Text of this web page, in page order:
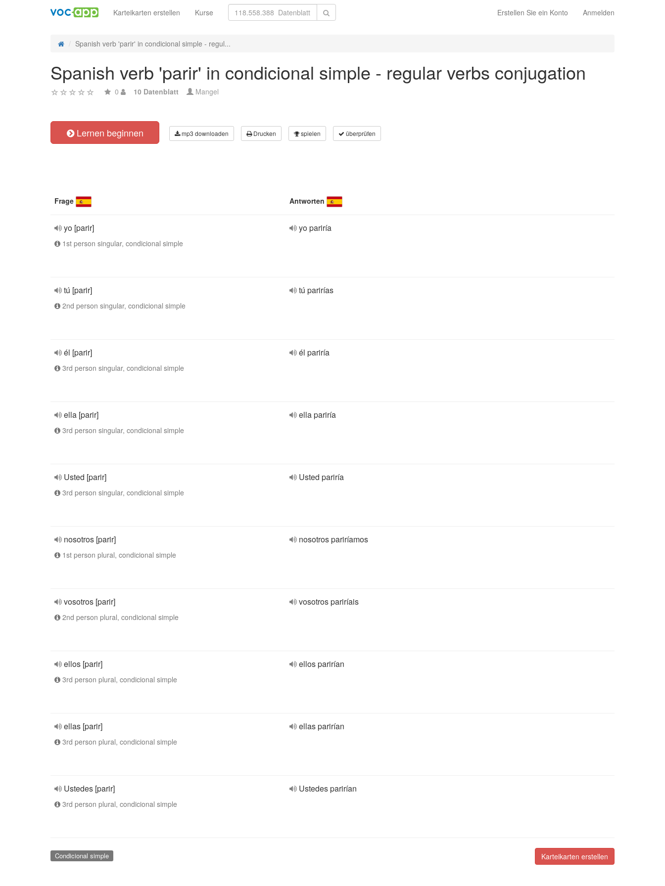
Erstellen Sie ein Konto Anmelden
Karteikarten erstellen Kurse
Spanish verb 'parir' in condicional simple - regul...
Spanish verb 'parir' in condicional simple - regular verbs conjugation
0 10 Datenblatt Mangel
Lernen beginnen mp3 downloaden Drucken spielen überprüfen
Frage Antworten
yo [parir]
1st person singular, condicional simple
yo pariría
tú [parir]
2nd person singular, condicional simple
tú parirías
él [parir]
3rd person singular, condicional simple
él pariría
ella [parir]
3rd person singular, condicional simple
ella pariría
Usted [parir]
3rd person singular, condicional simple
Usted pariría
nosotros [parir]
1st person plural, condicional simple
nosotros pariríamos
vosotros [parir]
2nd person plural, condicional simple
vosotros pariríais
ellos [parir]
3rd person plural, condicional simple
ellos parirían
ellas [parir]
3rd person plural, condicional simple
ellas parirían
Ustedes [parir]
3rd person plural, condicional simple
Ustedes parirían
Karteikarten erstellen
Condicional simple